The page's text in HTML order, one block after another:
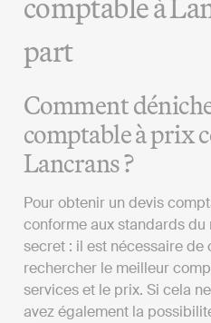
comptable à
part
Comment
comptable à prix
Lancrans ?
Pour obtenir un devis
conforme aux standards du
secret : il est nécessaire
rechercher le meilleur
services et le prix. Si cela
avez également la